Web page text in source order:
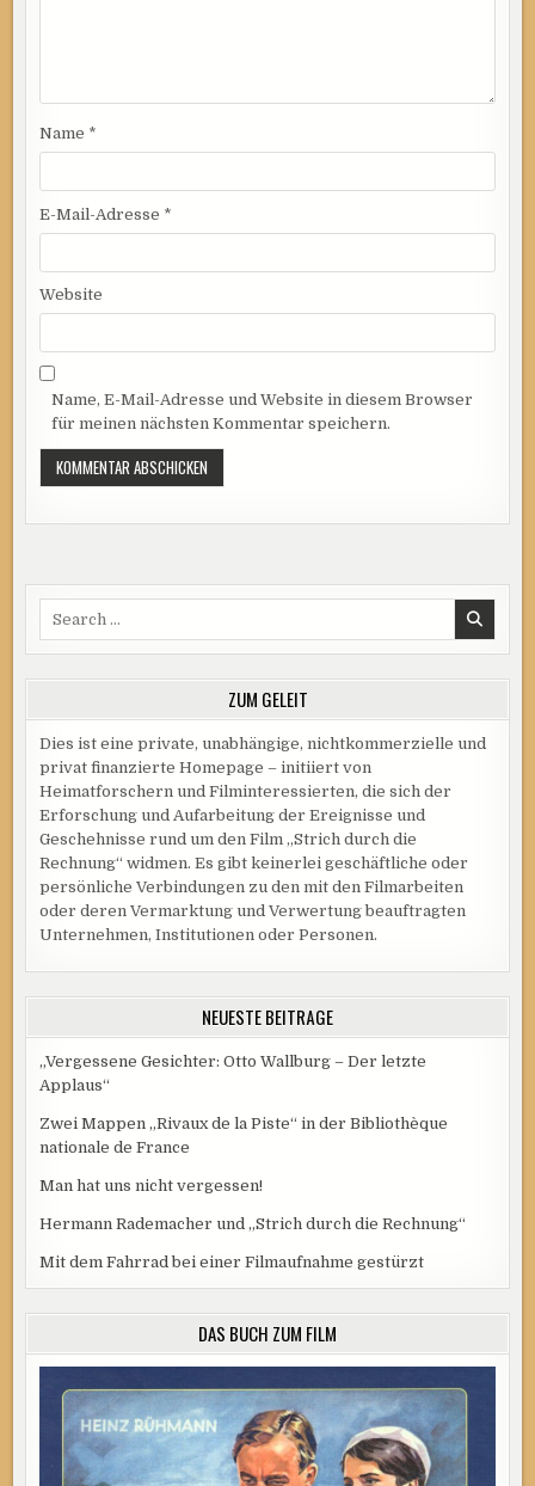
Name *
E-Mail-Adresse *
Website
Name, E-Mail-Adresse und Website in diesem Browser
für meinen nächsten Kommentar speichern.
ZUM GELEIT
Dies ist eine private, unabhängige, nichtkommerzielle und
privat finanzierte Homepage – initiiert von
Heimatforschern und Filminteressierten, die sich der
Erforschung und Aufarbeitung der Ereignisse und
Geschehnisse rund um den Film „Strich durch die
Rechnung“ widmen. Es gibt keinerlei geschäftliche oder
persönliche Verbindungen zu den mit den Filmarbeiten
oder deren Vermarktung und Verwertung beauftragten
Unternehmen, Institutionen oder Personen.
NEUESTE BEITRÄGE
„Vergessene Gesichter: Otto Wallburg – Der letzte
Applaus“
Zwei Mappen „Rivaux de la Piste“ in der Bibliothèque
nationale de France
Man hat uns nicht vergessen!
Hermann Rademacher und „Strich durch die Rechnung“
Mit dem Fahrrad bei einer Filmaufnahme gestürzt
DAS BUCH ZUM FILM